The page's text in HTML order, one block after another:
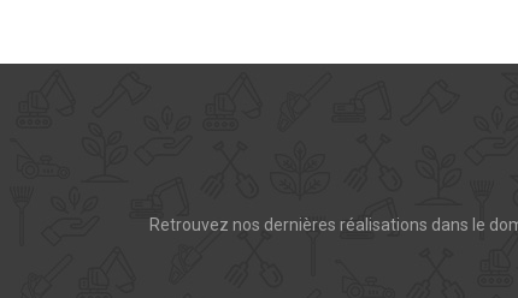
Retrouvez nos dernières réalisations dans le